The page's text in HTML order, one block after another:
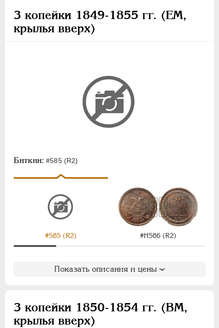
3 копейки 1849-1855 гг. (ЕМ,
крылья вверх)
Биткин: #585 (R2)
#585 (R2) #Н586 (R2)
Показать описания и цены
3 копейки 1850-1854 гг. (ВМ,
крылья вверх)